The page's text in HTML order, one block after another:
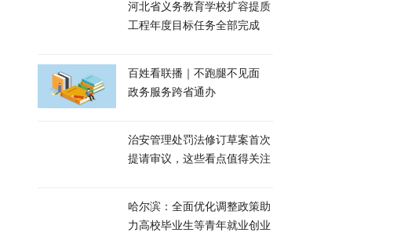
河北省义务教育学校扩容提质
工程年度目标任务全部完成
百姓看联播｜不跑腿不见面
政务服务跨省通办
治安管理处罚法修订草案首次
提请审议，这些看点值得关注
哈尔滨：全面优化调整政策助
力高校毕业生等青年就业创业